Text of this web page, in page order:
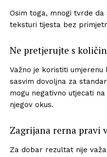
Osim toga, mnogi tvrde
teksturi tijesta bez
Ne pretjerujte s
Važno je koristiti umjerenu
sasvim dovoljna za
mogu negativno utjecati
njegov okus.
Zagrijana rerna pravi
Za dobar rezultat nije